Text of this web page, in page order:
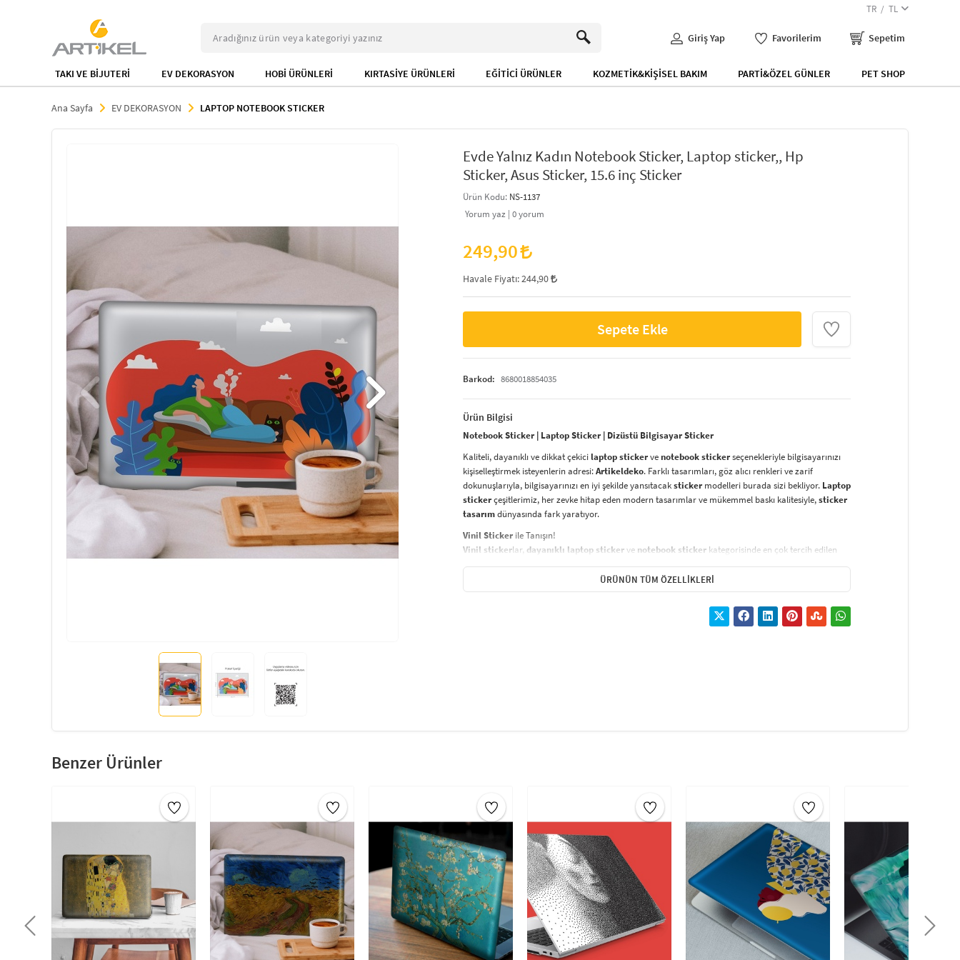
TR TL
Giriş Yap Favorilerim Sepetim
TAKI VE BİJUTERİ EV DEKORASYON HOBİ ÜRÜNLERİ KIRTASİYE ÜRÜNLERİ EĞİTİCİ ÜRÜNLER KOZMETİK&KİŞİSEL BAKIM PARTİ&ÖZEL GÜNLER PET SHOP
Ana Sayfa EV DEKORASYON LAPTOP NOTEBOOK STICKER
Evde Yalnız Kadın Notebook Sticker, Laptop sticker,, Hp
Sticker, Asus Sticker, 15.6 inç Sticker
Ürün Kodu: NS-1137
Yorum yaz | 0yorum
249,90
Havale Fiyatı:244,90
Sepete Ekle
Barkod: 8680018854035
Ürün Bilgisi
Notebook Sticker | Laptop Sticker | Dizüstü Bilgisayar Sticker
Kaliteli, dayanıklı ve dikkat çekicilaptop stickervenotebook stickerseçenekleriyle bilgisayarınızı
kişiselleştirmek isteyenlerin adresi:Artikeldeko. Farklı tasarımları, göz alıcı renkleri ve zarif
dokunuşlarıyla, bilgisayarınızı en iyi şekilde yansıtacaksticker modelleri burada sizi bekliyor. Laptop
stickerçeşitlerimiz, her zevke hitap eden modern tasarımlar ve mükemmel baskı kalitesiyle,sticker
tasarımdünyasında fark yaratıyor.
Vinil Sticker ile Tanışın!
Vinil stickerlar, dayanıklı laptop stickerve notebook sticker kategorisinde en çok tercih edilen
neme, güneşe karşı son derece dayanıklıdır ve uzun süre ilk günkü gibi kalır.
aynı zamandakolayca çıkarılabilirveyapıştırma işlemisonrasında hiç iz bırakmaz.
mürekkeple basılmaktadır. Bu sayede,
Temizlik : Kuru veya hafif nemli bir bezle kolayca temizlenebilir.
Hangi Laptop ve Notebooklarda Kullanılır?
Asus laptop sticker,HP laptop sticker, Lenovo laptop sticker, Casper laptop sticker,Samsung
laptop sticker
gibi birçok popüler marka ve modelle uyumlu laptop sticker
seçeneklerimiz
mevcuttur.
Laptop Sticker ve Notebook Sticker Uygulama Rehberi:
Yapıştıracağınız alanı temizleyin: Yağ, kir ve tozdan arındırarak, sticker için düzgün bir yüzey
oluşturun.
Sticker’ı hizalayın: Sticker’ı dikkatlice yerleştirin ve arkasındaki koruma kağıdını yavaşça çıkarın.
ÜRÜNÜN TÜM ÖZELLIKLERI
Benzer Ürünler